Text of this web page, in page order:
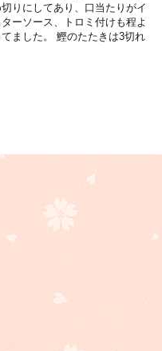
りにしてあり、口当たりがイ
ーソース、トロミ付けも程よ
ました。 鰹のたたきは3切れ